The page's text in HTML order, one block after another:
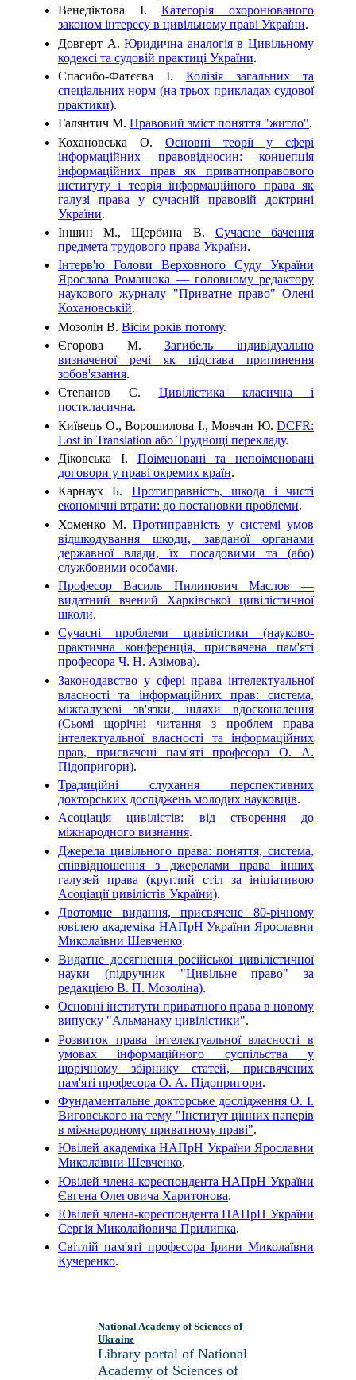
Венедіктова І.Категорія охоронюваного
законом інтересу в цивільному праві України.
Довгерт А.Юридична аналогія в Цивільному
кодексі та судовій практиці України.
Спасибо-Фатєєва І. Колізія загальних та
спеціальних норм (на трьох прикладах судової
практики).
Галянтич М. Правовий зміст поняття "житло".
Кохановська О. Основні теорії у сфері
інформаційних правовідносин: концепція
інформаційних прав як приватноправового
інституту і теорія інформаційного права як
галузі права у сучасній правовій доктрині
України.
Іншин М., Щербина В. Сучасне бачення
предмета трудового права України.
Інтерв'ю Голови Верховного Суду України
Ярослава Романюка — головному редактору
наукового журналу "Приватне право" Олені
Кохановській.
Мозолін В. Вісім років потому.
Єгорова М.Загибель індивідуально
визначеної речі як підстава припинення
зобов'язання.
Степанов С. Цивілістика класична і
посткласична.
Київець О., Ворошилова І., Мовчан Ю. DCFR:
Lost in Translation або Труднощі перекладу.
Діковська І. Поіменовані та непоіменовані
договори у праві окремих країн.
Карнаух Б. Протиправність, шкода і чисті
економічні втрати: до постановки проблеми.
Хоменко М.Протиправність у системі умов
відшкодування шкоди, завданої органами
державної влади, їх посадовими та (або)
службовими особами.
Професор Василь Пилипович Маслов —
видатний вчений Харківської цивілістичної
школи.
Сучасні проблеми цивілістики (науково-
практична конференція, присвячена пам'яті
професора Ч. Н. Азімова).
Законодавство у сфері права інтелектуальної
власності та інформаційних прав: система,
міжгалузеві зв'язки, шляхи вдосконалення
(Сьомі щорічні читання з проблем права
інтелектуальної власності та інформаційних
прав, присвячені пам'яті професора О. А.
Підопригори).
Традиційні слухання перспективних
докторських досліджень молодих науковців.
Асоціація цивілістів: від створення до
міжнародного визнання.
Джерела цивільного права: поняття, система,
співвідношення з джерелами права інших
галузей права (круглий стіл за ініціативою
Асоціації цивілістів України).
Двотомне видання, присвячене 80-річному
ювілею академіка НАПрН України Ярославни
Миколаївни Шевченко.
Видатне досягнення російської цивілістичної
науки (підручник "Цивільне право" за
редакцією В. П. Мозоліна).
Основні інститути приватного права в новому
випуску "Альманаху цивілістики".
Розвиток права інтелектуальної власності в
умовах інформаційного суспільства у
щорічному збірнику статей, присвячених
пам'яті професора О. А. Підопригори.
Фундаментальне докторське дослідження О. І.
Виговського на тему "Інститут цінних паперів
в міжнародному приватному праві".
Ювілей академіка НАПрН України Ярославни
Миколаївни Шевченко.
Ювілей члена-кореспондента НАПрН України
Євгена Олеговича Харитонова.
Ювілей члена-кореспондента НАПрН України
Сергія Миколайовича Прилипка.
Світлій пам'яті професора Ірини Миколаївни
Кучеренко.
National Academy of Sciences of
Ukraine
Library portal of National
Academy of Sciences of